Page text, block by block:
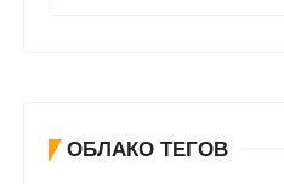
ОБЛАКО ТЕГОВ